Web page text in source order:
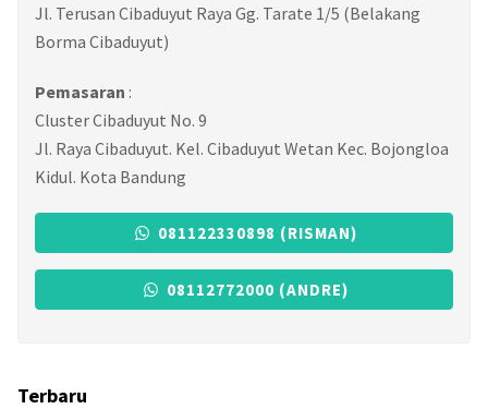
Jl. Terusan Cibaduyut Raya Gg. Tarate 1/5 (Belakang
Borma Cibaduyut)
Pemasaran :
Cluster Cibaduyut No. 9
Jl. Raya Cibaduyut. Kel. Cibaduyut Wetan Kec. Bojongloa
Kidul. Kota Bandung
081122330898 (RISMAN)
08112772000 (ANDRE)
Terbaru